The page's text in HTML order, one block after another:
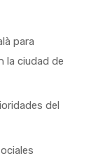
para
la ciudad de
del